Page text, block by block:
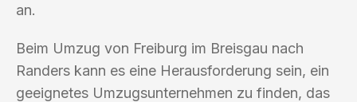
an.
Beim Umzug von Freiburg im Breisgau nach
Randers kann es eine Herausforderung sein, ein
geeignetes Umzugsunternehmen zu finden, das